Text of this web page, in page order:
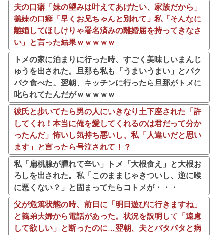
夫の口癖「妹の望みは叶えてあげたい、家族だから」
義妹の口癖「早くお兄ちゃんと別れて」私「そんなに
離婚してほしけりゃ署名済みの離婚届を持ってきなさ
い」と言った結果ｗｗｗｗｗ
トメの家に泊まりに行った時、すごく美味しいまんじ
ゅうを出された。旦那も私も「うまいうまい」とパク
パク食べた。翌朝、キッチンに行ったら旦那がトメに
叱られてたんだがｗｗｗｗｗ
彼氏と歩いてたら男の人にいきなり土下座された「許
してくれ！本当に俺を愛してくれるのは君だって分か
ったんだ」怖いし気持ち悪いし、私「人違いだと思い
ます」と言ったら号泣されて！？
私「扁桃腺が腫れて辛い」トメ「大根食え」と大根お
ろしを出された。私「このままじゃきついし、逆に喉
に悪くない？」と固まってたらコトメが・・・
父が危篤状態の時、前日に「明日遊びに行きますね」
と義弟夫婦から電話があった。状況を説明して「遠慮
して欲しい」と断ったのに…翌朝、夫とバタバタと病